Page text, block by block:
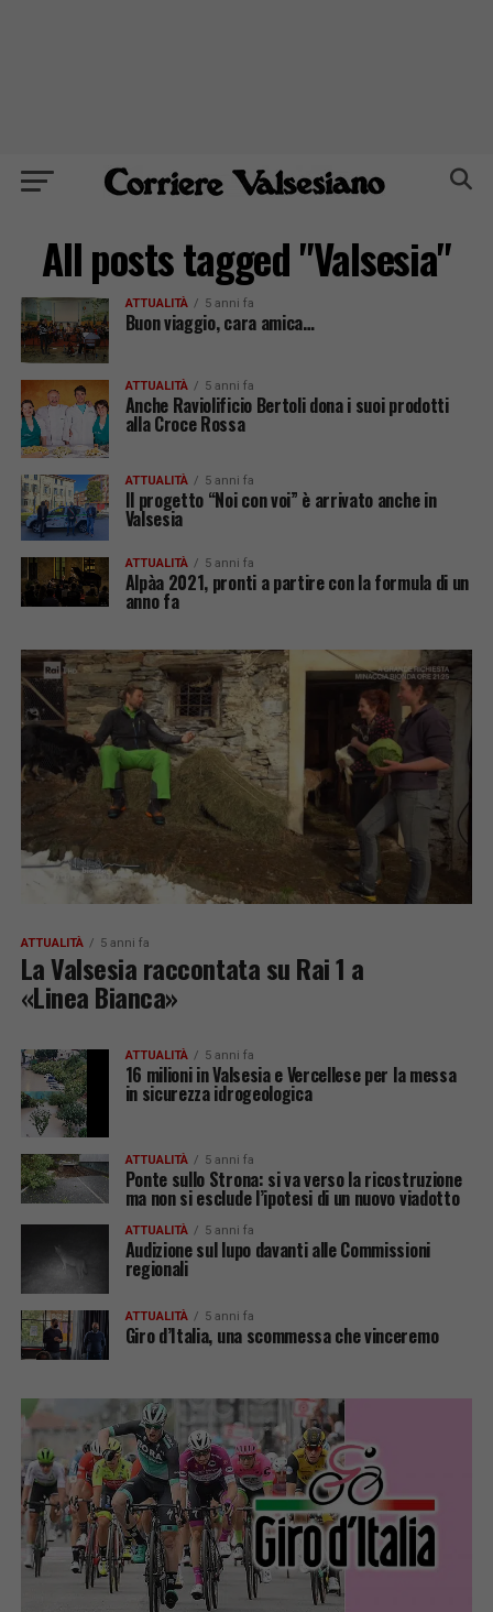
All posts tagged "Valsesia"
ATTUALITÀ 5 anni fa
Buon viaggio, cara amica…
ATTUALITÀ 5 anni fa
Anche Raviolificio Bertoli dona i suoi prodotti
alla Croce Rossa
ATTUALITÀ 5 anni fa
Il progetto “Noi con voi” è arrivato anche in
Valsesia
ATTUALITÀ 5 anni fa
Alpàa 2021, pronti a partire con la formula di un
anno fa
ATTUALITÀ 5 anni fa
La Valsesia raccontata su Rai 1 a
«Linea Bianca»
ATTUALITÀ 5 anni fa
16 milioni in Valsesia e Vercellese per la messa
in sicurezza idrogeologica
ATTUALITÀ 5 anni fa
Ponte sullo Strona: si va verso la ricostruzione
ma non si esclude l’ipotesi di un nuovo viadotto
ATTUALITÀ 5 anni fa
Audizione sul lupo davanti alle Commissioni
regionali
ATTUALITÀ 5 anni fa
Giro d’Italia, una scommessa che vinceremo